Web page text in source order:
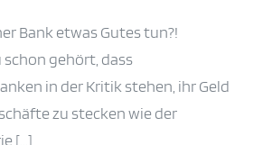
Bank etwas Gutes tun?!
gehört, dass
in der Kritik stehen, ihr Geld
zu stecken wie der
[...]